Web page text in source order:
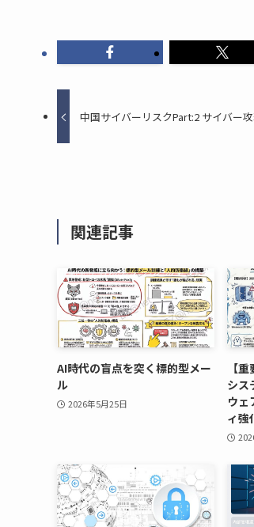
中国サイバーリスクPart:2 サイバー
関連記事
AI時代の盲点を突く標的型メー
ル
2026年5月25日
【
シス
ウェ
ィ強